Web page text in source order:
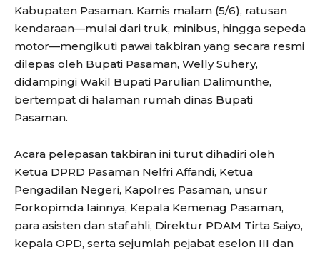
Kabupaten Pasaman. Kamis malam (5/6), ratusan
kendaraan—mulai dari truk, minibus, hingga sepeda
motor—mengikuti pawai takbiran yang secara resmi
dilepas oleh Bupati Pasaman, Welly Suhery,
didampingi Wakil Bupati Parulian Dalimunthe,
bertempat di halaman rumah dinas Bupati
Pasaman.
Acara pelepasan takbiran ini turut dihadiri oleh
Ketua DPRD Pasaman Nelfri Affandi, Ketua
Pengadilan Negeri, Kapolres Pasaman, unsur
Forkopimda lainnya, Kepala Kemenag Pasaman,
para asisten dan staf ahli, Direktur PDAM Tirta Saiyo,
kepala OPD, serta sejumlah pejabat eselon III dan